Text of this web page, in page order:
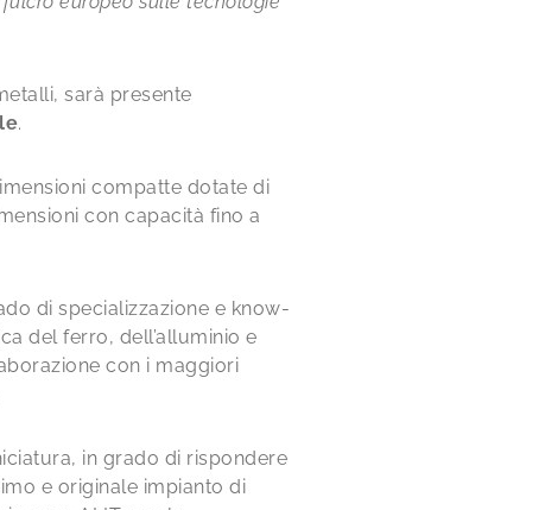
sarà presente
.
compatte dotate di
con capacità fino a
di specializzazione e know-
del ferro, dell’alluminio e
con i maggiori
in grado di rispondere
e originale impianto di